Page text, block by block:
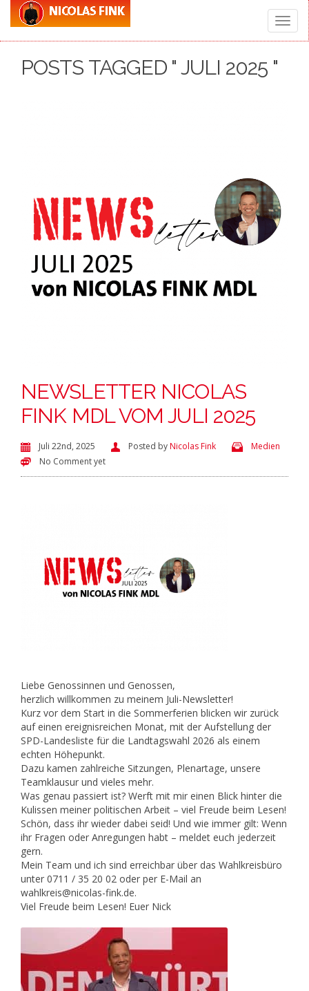
Toggle
POSTS TAGGED " JULI 2025 "
NEWSLETTER NICOLAS
FINK MDL VOM JULI 2025
Juli 22nd, 2025 Posted byNicolas Fink
Medien
No Comment yet
Liebe Genossinnen und Genossen,
herzlich willkommen zu meinem Juli-Newsletter!
Kurz vor dem Start in die Sommerferien blicken wir zurück
auf einen ereignisreichen Monat, mit der Aufstellung der
SPD-Landesliste für die Landtagswahl 2026 als einem
echten Höhepunkt.
Dazu kamen zahlreiche Sitzungen, Plenartage, unsere
Teamklausur und vieles mehr.
Was genau passiert ist? Werft mit mir einen Blick hinter die
Kulissen meiner politischen Arbeit – viel Freude beim Lesen!
Schön, dass ihr wieder dabei seid! Und wie immer gilt: Wenn
ihr Fragen oder Anregungen habt – meldet euch jederzeit
gern.
Mein Team und ich sind erreichbar über das Wahlkreisbüro
unter 0711 / 35 20 02 oder per E-Mail an
wahlkreis@nicolas-fink.de.
Viel Freude beim Lesen! Euer Nick